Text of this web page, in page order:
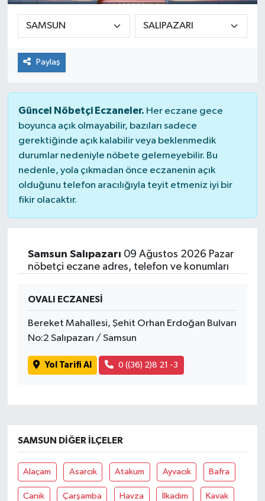
Paylaş
Güncel Nöbetçi Eczaneler. Her eczane gece
boyunca açık olmayabilir, bazıları sadece
gerektiğinde açık kalabilir veya beklenmedik
durumlar nedeniyle nöbete gelemeyebilir. Bu
nedenle, yola çıkmadan önce eczanenin açık
olduğunu telefon aracılığıyla teyit etmeniz iyi bir
fikir olacaktır.
Samsun Salıpazarı 09 Ağustos 2026 Pazar
nöbetçi eczane adres, telefon ve konumları
OVALI ECZANESİ
Bereket Mahallesi, Şehit Orhan Erdoğan Bulvarı
No:2 Salıpazarı / Samsun
Yol Tarifi Al 0 ((36) 2)8 21 -3
SAMSUN DIĞER İLÇELER
Alaçam Asarcık Atakum Ayvacık Bafra
Canik Çarşamba Havza İlkadım Kavak